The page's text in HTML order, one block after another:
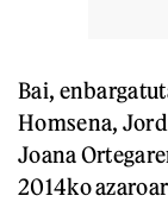
Bai,
Homsena,
Joana
2014ko